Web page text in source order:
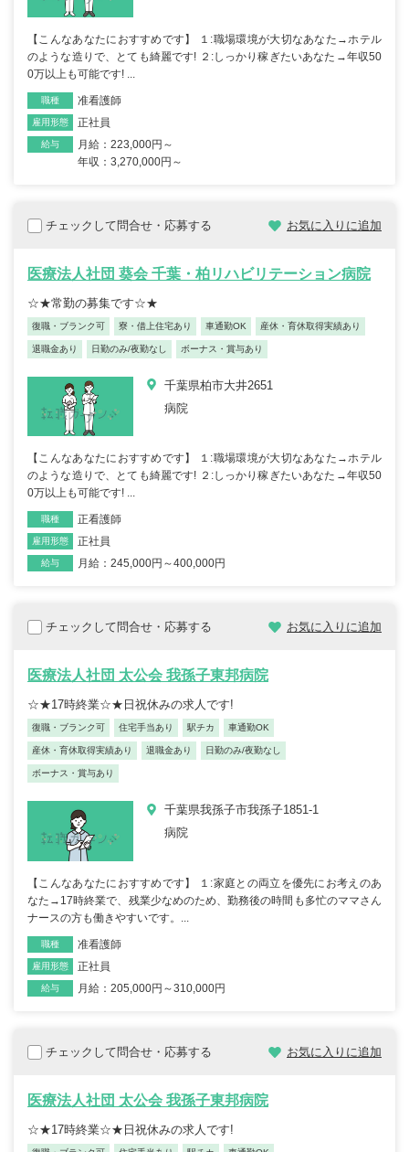
【こんなあなたにおすすめです】 １:職場環境が大切なあなた→ホテル
のような造りで、とても綺麗です! ２:しっかり稼ぎたいあなた→年収50
0万以上も可能です! ...
職種 准看護師
雇用形態 正社員
給与
月給：223,000円～
年収：3,270,000円～
チェックして問合せ・応募する お気に入りに追加
医療法人社団 葵会 千葉・柏リハビリテーション病院
☆★常勤の募集です☆★
復職・ブランク可 寮・借上住宅あり 車通勤OK 産休・育休取得実績あり
退職金あり 日勤のみ/夜勤なし ボーナス・賞与あり
千葉県柏市大井2651
病院
【こんなあなたにおすすめです】 １:職場環境が大切なあなた→ホテル
のような造りで、とても綺麗です! ２:しっかり稼ぎたいあなた→年収50
0万以上も可能です! ...
職種 正看護師
雇用形態 正社員
給与 月給：245,000円～400,000円
チェックして問合せ・応募する お気に入りに追加
医療法人社団 太公会 我孫子東邦病院
☆★17時終業☆★日祝休みの求人です!
復職・ブランク可 住宅手当あり 駅チカ 車通勤OK
産休・育休取得実績あり 退職金あり 日勤のみ/夜勤なし
ボーナス・賞与あり
千葉県我孫子市我孫子1851-1
病院
【こんなあなたにおすすめです】 １:家庭との両立を優先にお考えのあ
なた→17時終業で、残業少なめのため、勤務後の時間も多忙のママさん
ナースの方も働きやすいです。...
職種 准看護師
雇用形態 正社員
給与 月給：205,000円～310,000円
チェックして問合せ・応募する お気に入りに追加
医療法人社団 太公会 我孫子東邦病院
☆★17時終業☆★日祝休みの求人です!